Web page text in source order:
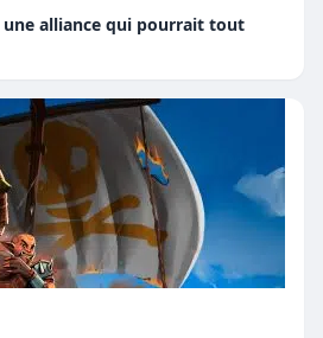
une alliance qui pourrait tout